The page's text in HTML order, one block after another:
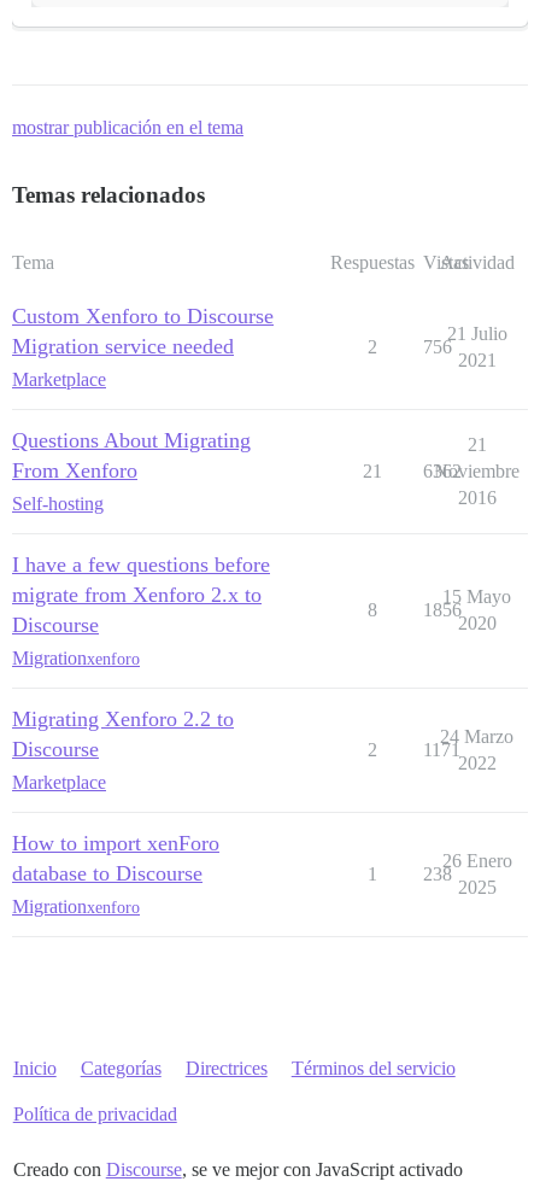
mostrar publicación en el tema
Temas relacionados
Tema Respuestas Vistas
Actividad
Custom Xenforo to Discourse
Migration service needed
Marketplace
2 756
21 Julio
2021
Questions About Migrating
From Xenforo
Self-hosting
21 6362
21
Noviembre
2016
I have a few questions before
migrate from Xenforo 2.x to
Discourse
Migrationxenforo
8 1856
15 Mayo
2020
Migrating Xenforo 2.2 to
Discourse
Marketplace
2 1171
24 Marzo
2022
How to import xenForo
database to Discourse
Migrationxenforo
1 238
26 Enero
2025
Inicio Categorías Directrices Términos del servicio
Política de privacidad
Creado con Discourse, se ve mejor con JavaScript activado